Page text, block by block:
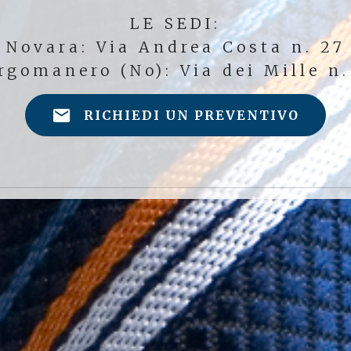
LE SEDI:
Novara: Via Andrea Costa n. 27
(No): Via dei Mille n.
RICHIEDI UN PREVENTIVO